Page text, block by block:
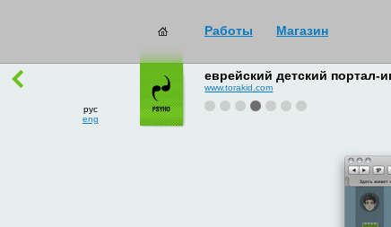
Работы Магазин
eng
еврейский детский портал-
www.torakid.com